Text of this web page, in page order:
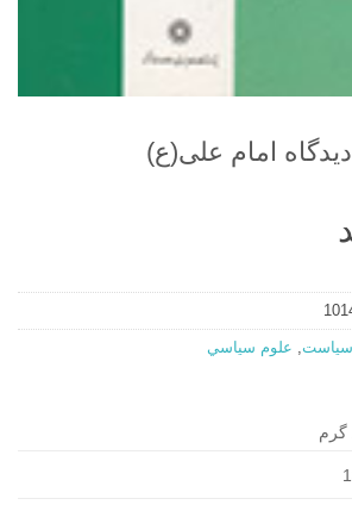
امام علی(ع)
سیاست علوم سياسي